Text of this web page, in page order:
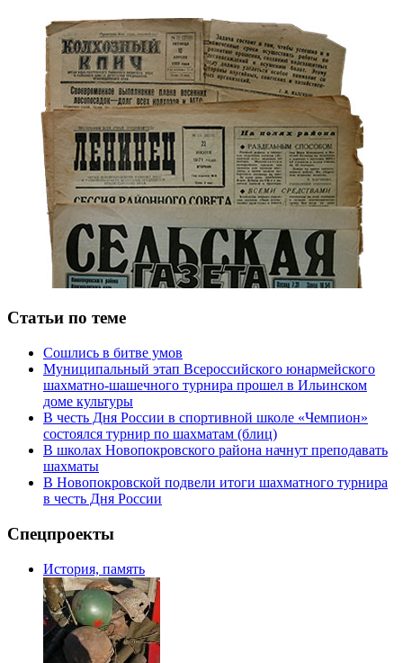
Статьи по теме
Сошлись в битве умов
Муниципальный этап Всероссийского юнармейского
шахматно-шашечного турнира прошел в Ильинском
доме культуры
В честь Дня России в спортивной школе «Чемпион»
состоялся турнир по шахматам (блиц)
В школах Новопокровского района начнут преподавать
шахматы
В Новопокровской подвели итоги шахматного турнира
в честь Дня России
Спецпроекты
История, память